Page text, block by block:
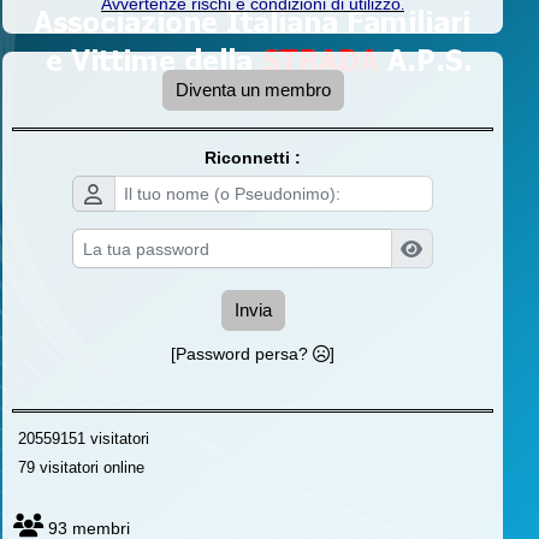
.
Diventa un membro
Riconnetti :
Invia
[Password persa? ]
20559151 visitatori
79 visitatori online
93 membri